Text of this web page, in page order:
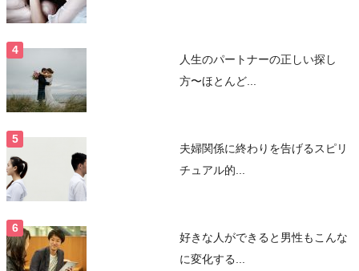
人生のパートナーの正しい探し
方〜ほとんど...
夫婦関係に終わりを告げるスピリ
チュアル的...
好きな人ができると男性もこんな
に変化する...